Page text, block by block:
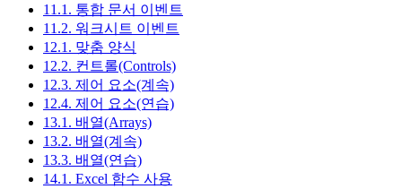
11.1. 통합 문서 이벤트
11.2. 워크시트 이벤트
12.1. 맞춤 양식
12.2. 컨트롤(Controls)
12.3. 제어 요소(계속)
12.4. 제어 요소(연습)
13.1. 배열(Arrays)
13.2. 배열(계속)
13.3. 배열(연습)
14.1. Excel 함수 사용